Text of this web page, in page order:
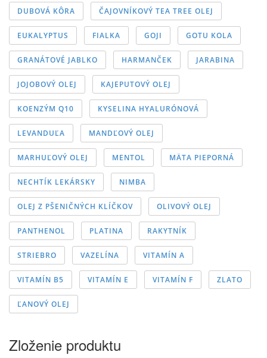
DUBOVÁ KÔRA ČAJOVNÍKOVÝ TEA TREE OLEJ
EUKALYPTUS FIALKA GOJI GOTU KOLA
GRANÁTOVÉ JABLKO HARMANČEK JARABINA
JOJOBOVÝ OLEJ KAJEPUTOVÝ OLEJ
KOENZÝM Q10 KYSELINA HYALURÓNOVÁ
LEVANDUĽA MANDĽOVÝ OLEJ
MARHUĽOVÝ OLEJ MENTOL MÄTA PIEPORNÁ
NECHTÍK LEKÁRSKY NIMBA
OLEJ Z PŠENIČNÝCH KLÍČKOV OLIVOVÝ OLEJ
PANTHENOL PLATINA RAKYTNÍK
STRIEBRO VAZELÍNA VITAMÍN A
VITAMÍN B5 VITAMÍN E VITAMÍN F ZLATO
ĽANOVÝ OLEJ
Zloženie produktu